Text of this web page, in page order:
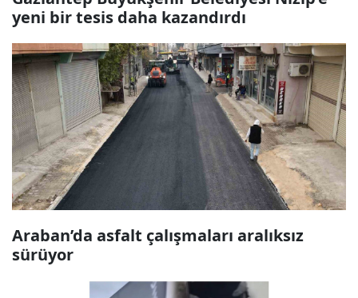
yeni bir tesis daha kazandırdı
Araban’da asfalt çalışmaları aralıksız
sürüyor